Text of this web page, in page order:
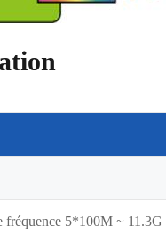
5*100M ~ 11.3G